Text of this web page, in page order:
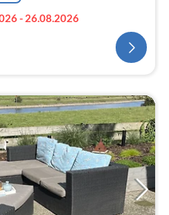
- 26.08.2026